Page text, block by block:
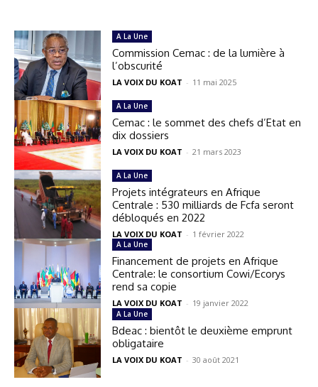
A La Une
Commission Cemac : de la lumière à
l’obscurité
LA VOIX DU KOAT - 11 mai 2025
A La Une
Cemac : le sommet des chefs d’Etat en
dix dossiers
LA VOIX DU KOAT - 21 mars 2023
A La Une
Projets intégrateurs en Afrique
Centrale : 530 milliards de Fcfa seront
débloqués en 2022
LA VOIX DU KOAT - 1 février 2022
A La Une
Financement de projets en Afrique
Centrale: le consortium Cowi/Ecorys
rend sa copie
LA VOIX DU KOAT - 19 janvier 2022
A La Une
Bdeac : bientôt le deuxième emprunt
obligataire
LA VOIX DU KOAT - 30 août 2021